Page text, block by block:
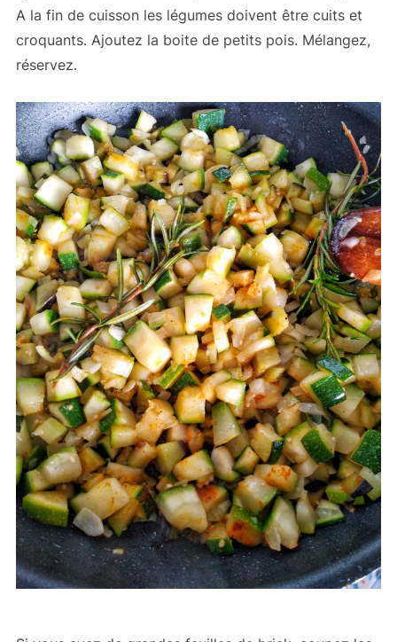
A la fin de cuisson les légumes doivent être cuits et
croquants. Ajoutez la boite de petits pois. Mélangez,
réservez.